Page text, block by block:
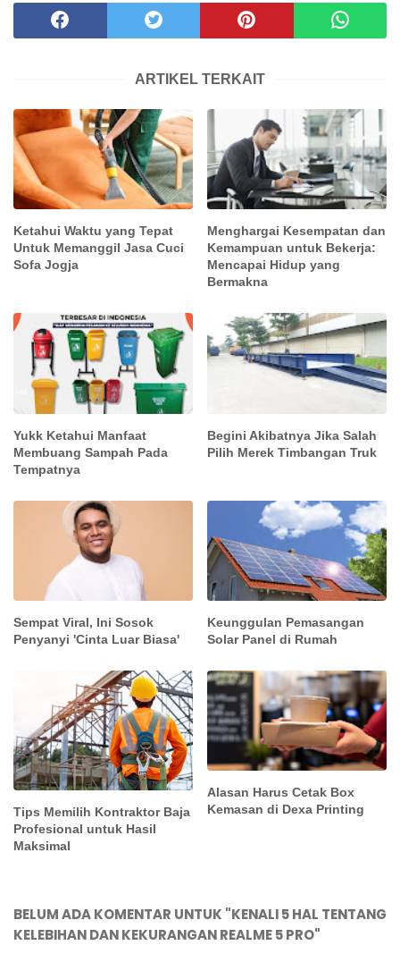
ARTIKEL TERKAIT
Ketahui Waktu yang Tepat
Untuk Memanggil Jasa Cuci
Sofa Jogja
Menghargai Kesempatan dan
Kemampuan untuk Bekerja:
Mencapai Hidup yang
Bermakna
Yukk Ketahui Manfaat
Membuang Sampah Pada
Tempatnya
Begini Akibatnya Jika Salah
Pilih Merek Timbangan Truk
Sempat Viral, Ini Sosok
Penyanyi 'Cinta Luar Biasa'
Keunggulan Pemasangan
Solar Panel di Rumah
Tips Memilih Kontraktor Baja
Profesional untuk Hasil
Maksimal
Alasan Harus Cetak Box
Kemasan di Dexa Printing
BELUM ADA KOMENTAR UNTUK "KENALI 5 HAL TENTANG
KELEBIHAN DAN KEKURANGAN REALME 5 PRO"